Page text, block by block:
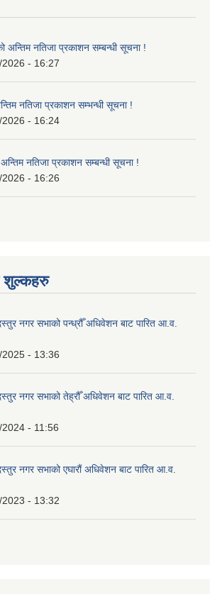
नतिजा प्रकाशन सम्बन्धी सूचना !
- 16:27
नतिजा प्रकाशन सम्भन्धी सूचना !
- 16:24
नतिजा प्रकाशन सम्बन्धी सूचना !
- 16:26
शुल्कहरु
नगर सभाको पन्ध्रौँ अधिवेशन बाट पारित आ.व.
- 13:36
नगर सभाको तेह्रौँ अधिवेशन बाट पारित आ.व.
- 11:56
नगर सभाको एघारौं अधिवेशन बाट पारित आ.व.
- 13:32